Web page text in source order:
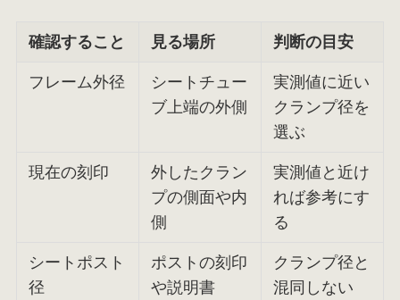
確認すること 見る場所 判断の目安
フレーム外径
シートチュー
ブ上端の外側
実測値に近い
クランプ径を
選ぶ
現在の刻印
外したクラン
プの側面や内
側
実測値と近け
れば参考にす
る
シートポスト
径
ポストの刻印
や説明書
クランプ径と
混同しない